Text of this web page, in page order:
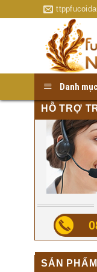
Danh
HỖ TRỢ
SẢN PHẨM